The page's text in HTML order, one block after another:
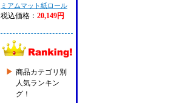
ミアムマット紙ロール
税込価格： 20,149円
商品カテゴリ別
人気ランキン
グ！